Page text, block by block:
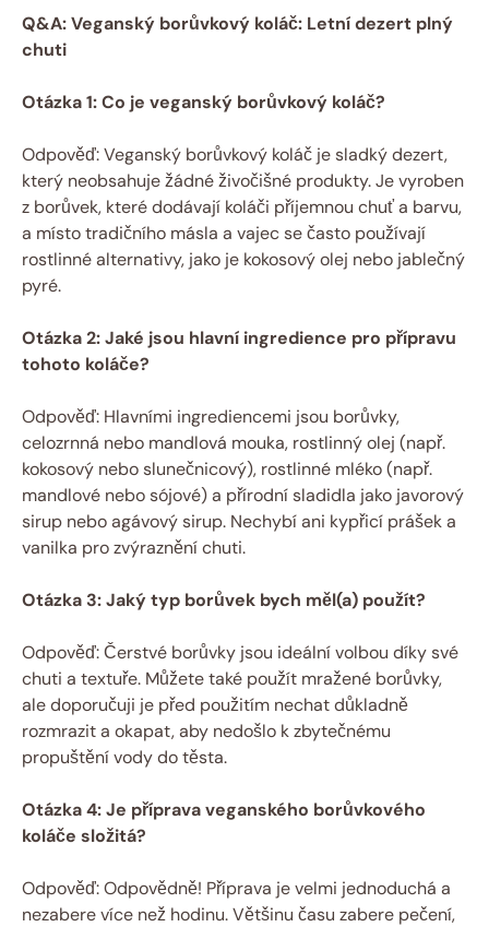
Q&A: Veganský borůvkový koláč: Letní dezert plný
chuti
Otázka 1: Co je veganský borůvkový koláč?
Odpověď: Veganský borůvkový koláč je sladký dezert,
který neobsahuje žádné živočišné produkty. Je vyroben
z borůvek, které dodávají koláči příjemnou chuť a barvu,
a místo tradičního másla a vajec se často používají
rostlinné alternativy, jako je kokosový olej nebo jablečný
pyré.
Otázka 2: Jaké jsou hlavní ingredience pro přípravu
tohoto koláče?
Odpověď: Hlavními ingrediencemi jsou borůvky,
celozrnná nebo mandlová mouka, rostlinný olej (např.
kokosový nebo slunečnicový), rostlinné mléko (např.
mandlové nebo sójové) a přírodní sladidla jako javorový
sirup nebo agávový sirup. Nechybí ani kypřicí prášek a
vanilka pro zvýraznění chuti.
Otázka 3: Jaký typ borůvek bych měl(a) použít?
Odpověď: Čerstvé borůvky jsou ideální volbou díky své
chuti a textuře. Můžete také použít mražené borůvky,
ale doporučuji je před použitím nechat důkladně
rozmrazit a okapat, aby nedošlo k zbytečnému
propuštění vody do těsta.
Otázka 4: Je příprava veganského borůvkového
koláče složitá?
Odpověď: Odpovědně! Příprava je velmi jednoduchá a
nezabere více než hodinu. Většinu času zabere pečení,